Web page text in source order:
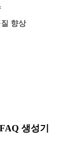
향상
생성기